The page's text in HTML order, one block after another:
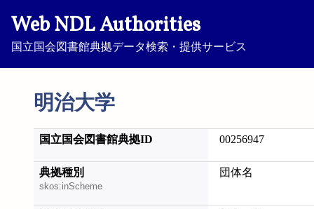
Web NDL Authorities
国立国会図書館典拠データ検索・提供サービス
明治大学
国立国会図書館典拠ID 00256947
典拠種別
skos:inScheme
団体名